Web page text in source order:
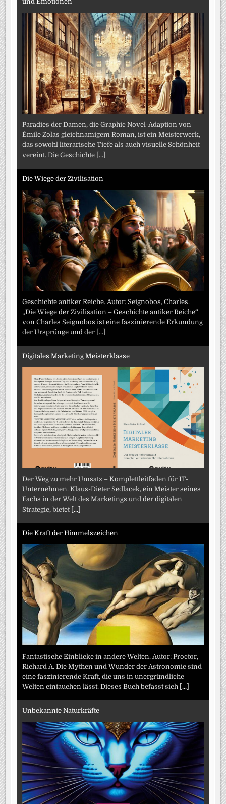
Paradies der Damen, die Graphic Novel-Adaption von
Émile Zolas gleichnamigem Roman, ist ein Meisterwerk,
das sowohl literarische Tiefe als auch visuelle Schönheit
vereint. Die Geschichte [...]
Die Wiege der Zivilisation
Geschichte antiker Reiche. Autor: Seignobos, Charles.
„Die Wiege der Zivilisation – Geschichte antiker Reiche“
von Charles Seignobos ist eine faszinierende Erkundung
der Ursprünge und der [...]
Digitales Marketing Meisterklasse
Der Weg zu mehr Umsatz – Komplettleitfaden für IT-
Unternehmen. Klaus-Dieter Sedlacek, ein Meister seines
Fachs in der Welt des Marketings und der digitalen
Strategie, bietet [...]
Die Kraft der Himmelszeichen
Fantastische Einblicke in andere Welten. Autor: Proctor,
Richard A. Die Mythen und Wunder der Astronomie sind
eine faszinierende Kraft, die uns in unergründliche
Welten eintauchen lässt. Dieses Buch befasst sich [...]
Unbekannte Naturkräfte